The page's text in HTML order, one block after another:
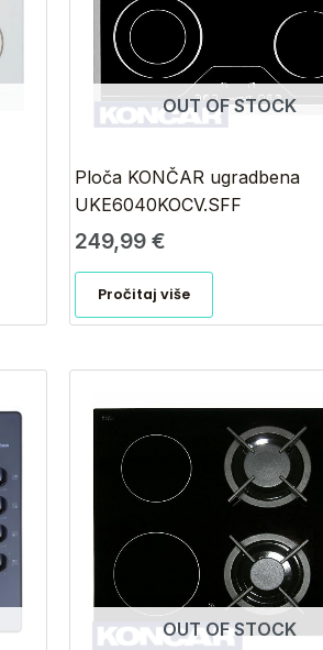
OUT OF STOCK
Ploča KONČAR ugradbena
UKE6040KOCV.SFF
249,99 €
Pročitaj više
OUT OF STOCK